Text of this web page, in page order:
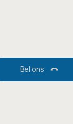
Bel ons